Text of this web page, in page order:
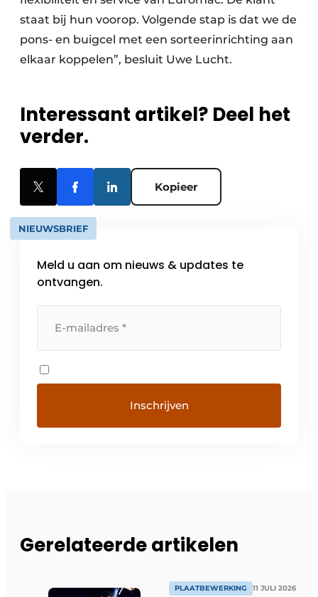
staat bij hun voorop. Volgende stap is dat we de
pons- en buigcel met een sorteerinrichting aan
elkaar koppelen”, besluit Uwe Lucht.
Interessant artikel? Deel het
verder.
Kopieer
NIEUWSBRIEF
Meld u aan om nieuws & updates te
ontvangen.
Gerelateerde artikelen
PLAATBEWERKING 11 JULI 2026